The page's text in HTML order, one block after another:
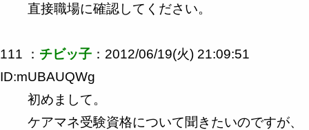
直接職場に確認してください。
111 ： チビッ子 ：2012/06/19(火) 21:09:51
ID:mUBAUQWg
初めまして。
ケアマネ受験資格について聞きたいのですが、